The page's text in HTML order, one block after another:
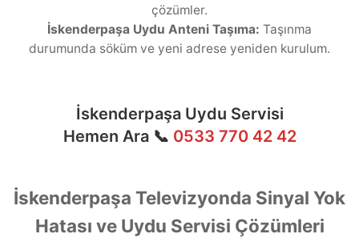
çözümler.
İskenderpaşa Uydu Anteni Taşıma: Taşınma
durumunda söküm ve yeni adrese yeniden kurulum.
İskenderpaşa Uydu Servisi
Hemen Ara 📞 0533 770 42 42
İskenderpaşa Televizyonda Sinyal Yok
Hatası ve Uydu Servisi Çözümleri